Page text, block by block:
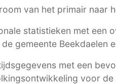
van het primair naar
statistieken met een
gemeente Beekdaelen
met een
voor de